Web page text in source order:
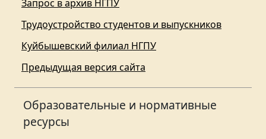
Запрос в архив НГПУ
Трудоустройство студентов и выпускников
Куйбышевский филиал НГПУ
Предыдущая версия сайта
Образовательные и нормативные
ресурсы